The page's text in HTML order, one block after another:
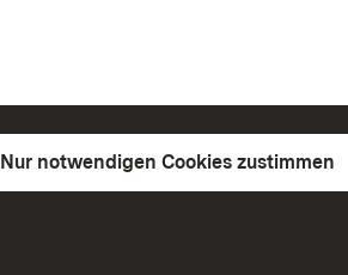
Nur notwendigen Cookies zustimmen